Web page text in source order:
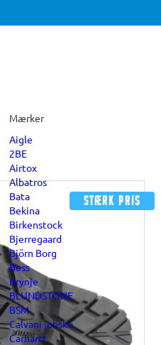
Mærker
Aigle
2BE
Airtox
Albatros
Bata
Bekina
Birkenstock
Bjerregaard
Björn Borg
Boss
Brynje
BLUNDSTONE
BSM
Calvani jobsko
Carhartt
Stærk pris